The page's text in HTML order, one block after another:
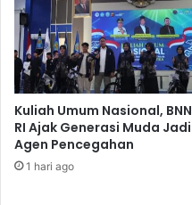
Kuliah Umum Nasional, BNN
RI Ajak Generasi Muda Jadi
Agen Pencegahan
1 hari ago